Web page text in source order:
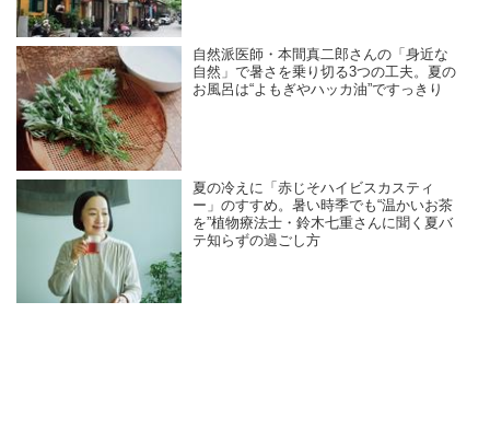
自然派医師・本間真二郎さんの「身近な
自然」で暑さを乗り切る3つの工夫。夏の
お風呂は“よもぎやハッカ油”ですっきり
夏の冷えに「赤じそハイビスカスティ
ー」のすすめ。暑い時季でも“温かいお茶
を”植物療法士・鈴木七重さんに聞く夏バ
テ知らずの過ごし方